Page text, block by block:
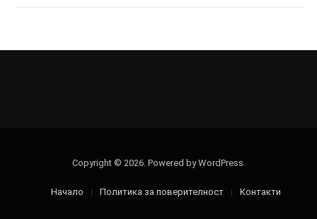
Copyright © 2026. Powered by WordPress.
Начало Политика за поверителност Контакти